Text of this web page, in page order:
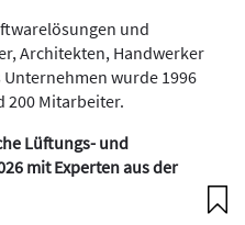
und
Architekten, Handwerker
wurde 1996
200 Mitarbeiter.
Lüftungs- und
mit Experten aus der